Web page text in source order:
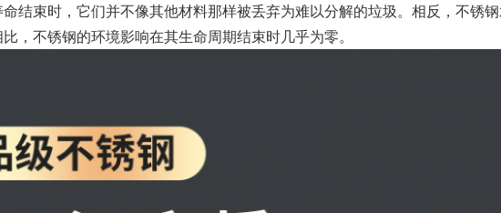
结束时，它们并不像其他材料那样被丢弃为难以分解的垃圾。相反，不锈
，不锈钢的环境影响在其生命周期结束时几乎为零。